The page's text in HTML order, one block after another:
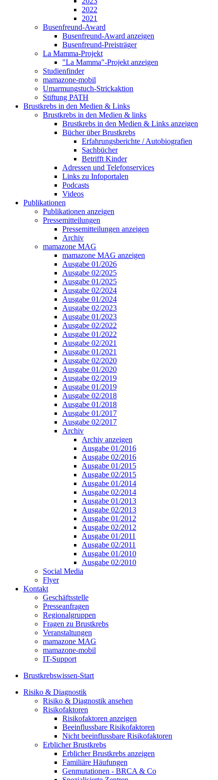
2022
2021
Busenfreund-Award
Busenfreund-Award anzeigen
Busenfreund-Preisträger
La Mamma-Projekt
"La Mamma"-Projekt anzeigen
Studienfinder
mamazone-mobil
Umarmungstuch-Strickaktion
Stiftung PATH
Brustkrebs in den Medien & Links
Brustkrebs in den Medien & links
Brustkrebs in den Medien & Links anzeigen
Bücher über Brustkrebs
Erfahrungsberichte / Autobiografien
Sachbücher
Betrifft Kinder
Adressen und Telefonservices
Links zu Infoportalen
Podcasts
Videos
Publikationen
Publikationen anzeigen
Pressemitteilungen
Pressemitteilungen anzeigen
Archiv
mamazone MAG
mamazone MAG anzeigen
Ausgabe 01/2026
Ausgabe 02/2025
Ausgabe 01/2025
Ausgabe 02/2024
Ausgabe 01/2024
Ausgabe 02/2023
Ausgabe 01/2023
Ausgabe 02/2022
Ausgabe 01/2022
Ausgabe 02/2021
Ausgabe 01/2021
Ausgabe 02/2020
Ausgabe 01/2020
Ausgabe 02/2019
Ausgabe 01/2019
Ausgabe 02/2018
Ausgabe 01/2018
Ausgabe 01/2017
Ausgabe 02/2017
Archiv
Archiv anzeigen
Ausgabe 01/2016
Ausgabe 02/2016
Ausgabe 01/2015
Ausgabe 02/2015
Ausgabe 01/2014
Ausgabe 02/2014
Ausgabe 01/2013
Ausgabe 02/2013
Ausgabe 01/2012
Ausgabe 02/2012
Ausgabe 01/2011
Ausgabe 02/2011
Ausgabe 01/2010
Ausgabe 02/2010
Social Media
Flyer
Kontakt
Geschäftsstelle
Presseanfragen
Regionalgruppen
Fragen zu Brustkrebs
Veranstaltungen
mamazone MAG
mamazone-mobil
IT-Support
Brustkrebswissen-Start
Risiko & Diagnostik
Risiko & Diagnostik ansehen
Risikofaktoren
Risikofaktoren anzeigen
Beeinflussbare Risikofaktoren
Nicht beeinflussbare Risikofaktoren
Erblicher Brustkrebs
Erblicher Brustkrebs anzeigen
Familiäre Häufungen
Genmutationen - BRCA & Co